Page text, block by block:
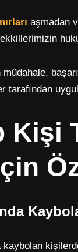
aşmadan
tarafından
Kişi
kaybolan